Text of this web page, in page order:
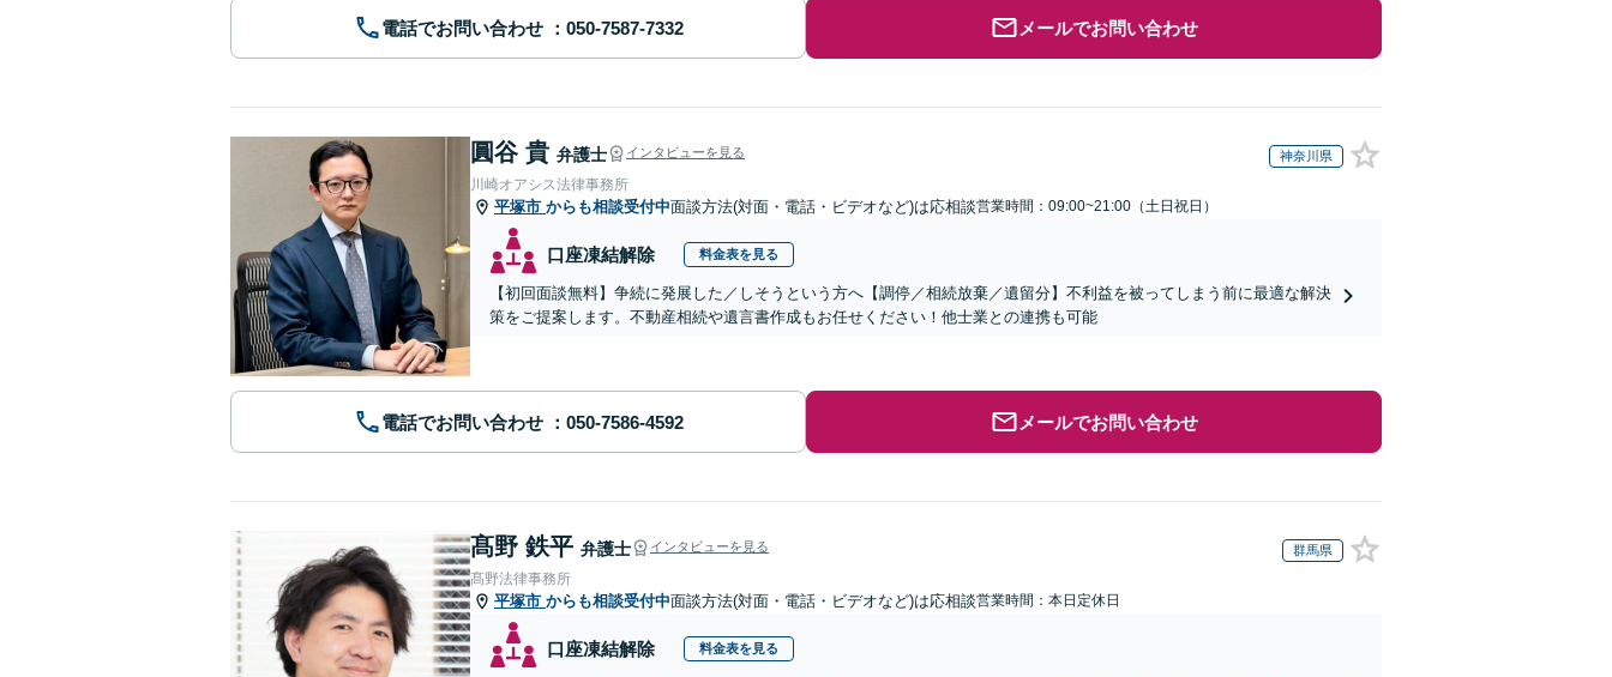
電話でお問い合わせ メールでお問い合わせ
圓谷 貴 弁護士 インタビューを見る 神奈川県
川崎オアシス法律事務所
平塚市 からも相談受付中面談方法(対面・電話・ビデオなど)は応相談営業時間：09:00~21:00（土日祝日）
口座凍結解除 料金表を見る
【初回面談無料】争続に発展した／しそうという方へ【調停／相続放棄／遺留分】不利益を被ってしまう前に最適な解決
策をご提案します。不動産相続や遺言書作成もお任せください！他士業との連携も可能
電話でお問い合わせ メールでお問い合わせ
髙野 鉄平 弁護士 インタビューを見る 群馬県
髙野法律事務所
平塚市 からも相談受付中面談方法(対面・電話・ビデオなど)は応相談営業時間：本日定休日
口座凍結解除 料金表を見る